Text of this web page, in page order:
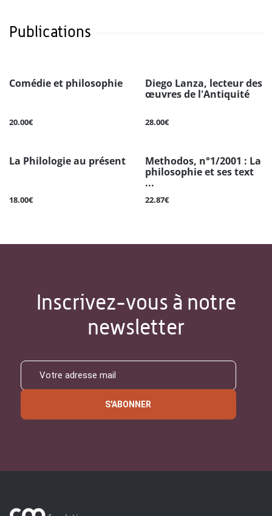
Publications
Comédie et philosophie
20.00€
Diego Lanza, lecteur des
œuvres de l'Antiquité
28.00€
La Philologie au présent
18.00€
Methodos, n°1/2001 : La
philosophie et ses text
...
22.87€
Inscrivez-vous à notre
newsletter
S'ABONNER